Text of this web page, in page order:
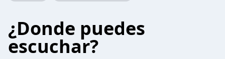
¿Donde puedes
escuchar?